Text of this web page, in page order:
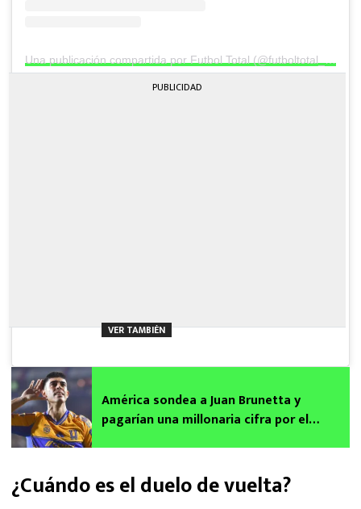
Una publicación compartida por Futbol Total (@futboltotal_mx)
PUBLICIDAD
VER TAMBIÉN
América sondea a Juan Brunetta y
pagarían una millonaria cifra por el
¿Cuándo es el duelo de vuelta?